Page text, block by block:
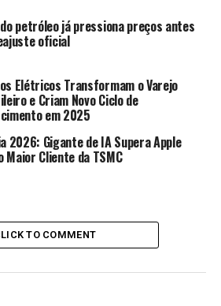
vez menores
de preços e custos
no
do
entender essa nova
é o comportamento do
de compradores está muito
e orientada por experiência,
petróleo já pressiona preços antes
oficial
Elétricos Transformam o Varejo
e Criam Novo Ciclo de
em 2025
2026: Gigante de IA Supera Apple
Maior Cliente da TSMC
TO COMMENT